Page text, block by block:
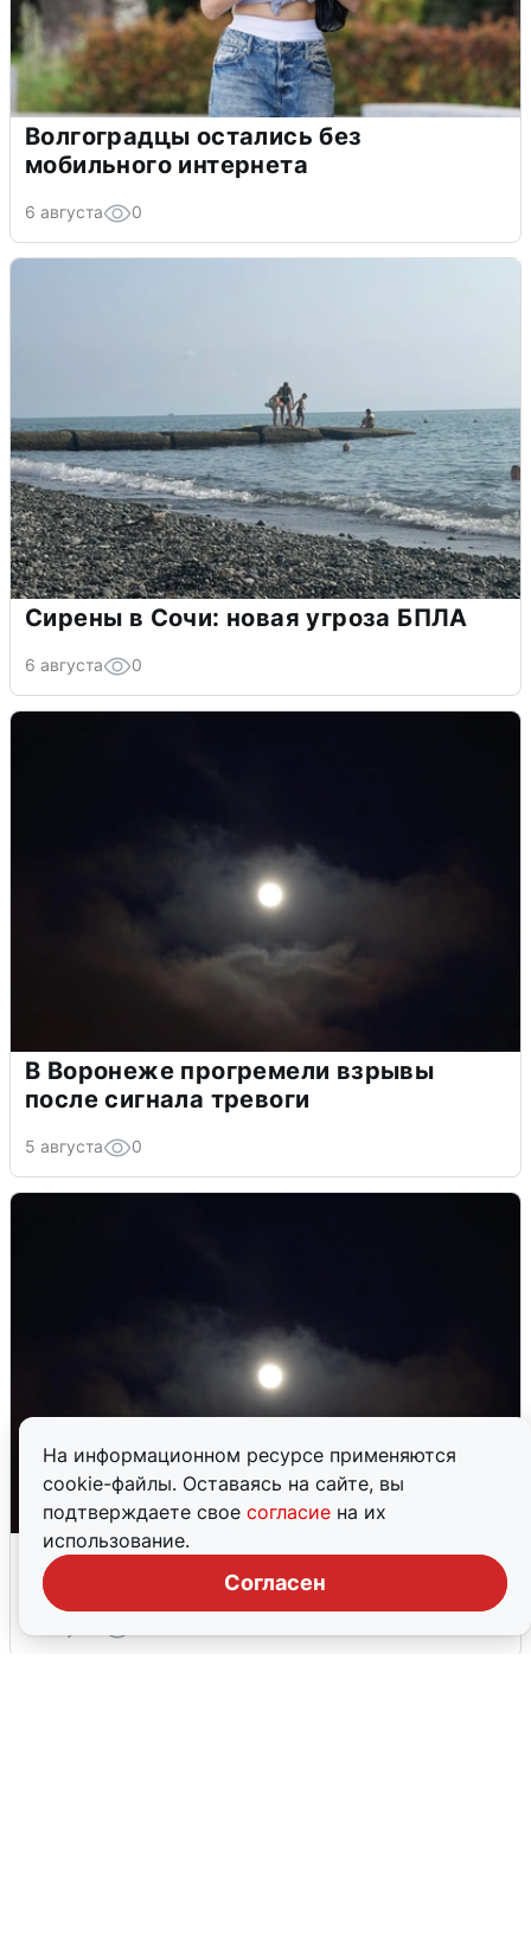
На информационном ресурсе применяются
cookie-файлы. Оставаясь на сайте, вы
подтверждаете свое согласие на их
использование.
Согласен
Волгоградцы остались без
мобильного интернета
6 августа 0
Сирены в Сочи: новая угроза БПЛА
6 августа 0
В Воронеже прогремели взрывы
после сигнала тревоги
5 августа 0
Взрывы в Воронеже после сигнала
тревоги